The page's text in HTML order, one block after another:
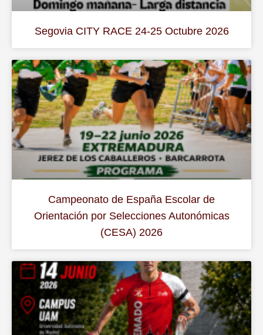
Segovia CITY RACE 24-25 Octubre 2026
Campeonato de España Escolar de
Orientación por Selecciones Autonómicas
(CESA) 2026